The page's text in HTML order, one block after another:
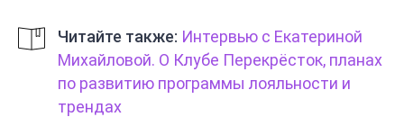
Читайте также: Интервью с Екатериной
Михайловой. О Клубе Перекрёсток, планах
по развитию программы лояльности и
трендах